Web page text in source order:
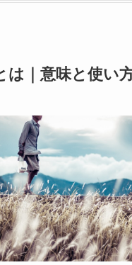
は｜意味と使い